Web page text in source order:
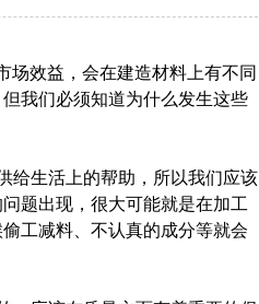
场效益，会在建造材料上有不同
我们必须知道为什么发生这些
给生活上的帮助，所以我们应该
题出现，很大可能就是在加工
工减料、不认真的成分等就会